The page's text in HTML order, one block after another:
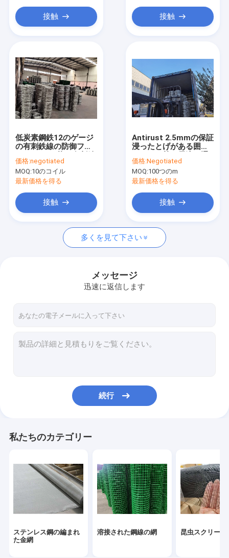
プロダクト
私達について
工場旅行
私達に連絡しなさい
引用を要求しなさい
ステンレス鋼の編まれた金網
溶接された鋼線の網
とげがある囲うワイヤー
金網の貯蔵容器
ワイヤーを囲うかみそり
ひだを付けられた金網
フィルター金網
繊維の金網
接触 接触
低炭素鋼鉄12のゲージ
の有刺鉄線の防御フェ
線
価格:negotiated
MOQ:10のコイル
最新価格を得る
接触
Antirust 2.5mmの保証
浸ったとげがある囲う
した
価格:Negotiated
MOQ:100つのm
最新価格を得る
接触
多くを見て下さい
メッセージ
迅速に返信します
続行
私たちのカテゴリー
ステンレス鋼の編まれ
た金網
溶接された鋼線の網 昆虫スクリーン